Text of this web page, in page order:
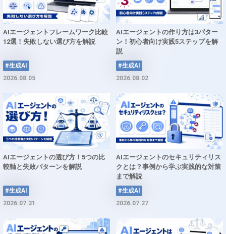
AIエージェントフレームワーク比較
12選！失敗しない選び方を解説
#生成AI
2026.08.05
AIエージェントの作り方は3パター
ン！初心者向け実践5ステップを解
説
#生成AI
2026.08.02
AIエージェントの選び方！5つの比
較軸と失敗パターンを解説
#生成AI
2026.07.31
AIエージェントのセキュリティリス
クとは？事例から学ぶ実践的な対策
まで解説
#生成AI
2026.07.27